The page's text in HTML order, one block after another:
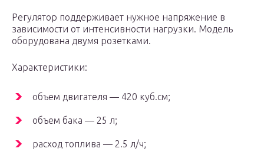
Регулятор поддерживает нужное напряжение в
зависимости от интенсивности нагрузки. Модель
оборудована двумя розетками.
Характеристики:
объем двигателя — 420 куб.см;
объем бака — 25 л;
расход топлива — 2.5 л/ч;